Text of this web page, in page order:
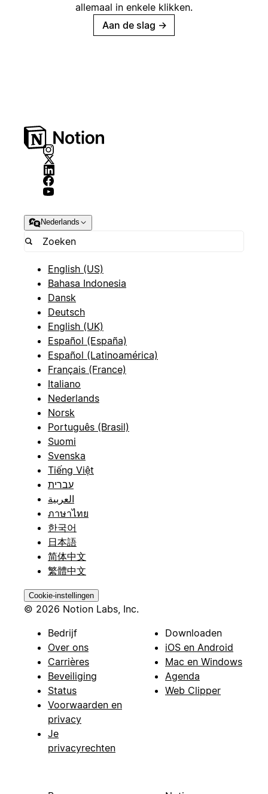
allemaal in enkele klikken.
Aan de slag →
Nederlands
English (US)
Bahasa Indonesia
Dansk
Deutsch
English (UK)
Español (España)
Español (Latinoamérica)
Français (France)
Italiano
Nederlands
Norsk
Português (Brasil)
Suomi
Svenska
Tiếng Việt
עברית
العربية
ภาษาไทย
한국어
日本語
简体中文
繁體中文
Cookie-instellingen
© 2026 Notion Labs, Inc.
Bedrijf
Over ons
Carrières
Beveiliging
Status
Voorwaarden en
privacy
Je
privacyrechten
Downloaden
iOS en Android
Mac en Windows
Agenda
Web Clipper